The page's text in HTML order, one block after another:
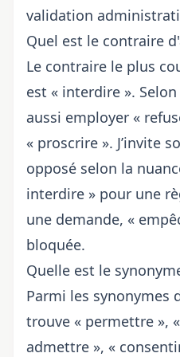
validation
Quel est le contraire
Le contraire le plus
est « interdire ».
aussi employer «
« proscrire ». J’invite
opposé selon la
interdire » pour une
une demande, «
bloquée.
Quelle est le
Parmi les synonymes
trouve « permettre »,
admettre », «